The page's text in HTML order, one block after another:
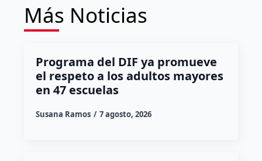
Más Noticias
Programa del DIF ya promueve
el respeto a los adultos mayores
en 47 escuelas
Susana Ramos 7 agosto, 2026